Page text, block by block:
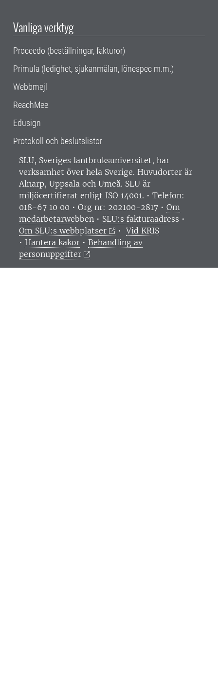
Vanliga verktyg
Proceedo (beställningar, fakturor)
Primula (ledighet, sjukanmälan, lönespec m.m.)
Webbmejl
ReachMee
Edusign
Protokoll och beslutslistor
SLU, Sveriges lantbruksuniversitet, har
verksamhet över hela Sverige. Huvudorter är
Alnarp, Uppsala och Umeå. SLU är
miljöcertifierat enligt ISO 14001. • Telefon:
018-67 10 00 • Org nr: 202100-2817 • Om
medarbetarwebben • SLU:s fakturaadress •
Om SLU:s webbplatser
•Vid KRIS
• Hantera kakor • Behandling av
personuppgifter